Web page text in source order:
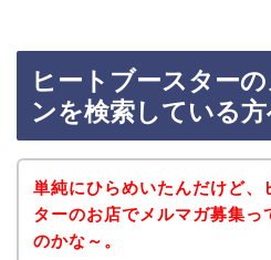
ヒートブースター
ンを検索している
単純にひらめいたんだけど、
ターのお店でメルマガ募集っ
のかな～。